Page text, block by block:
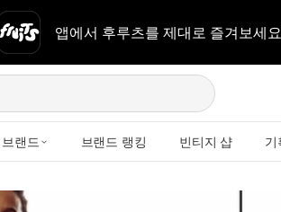
앱에서 후루츠를 제대로 즐겨보세
브랜드 브랜드 랭킹 빈티지 샵 기